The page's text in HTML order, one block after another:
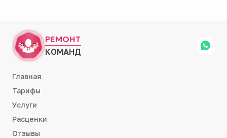
РЕМОНТ
КОМАНД
Главная
Тарифы
Услуги
Расценки
Отзывы